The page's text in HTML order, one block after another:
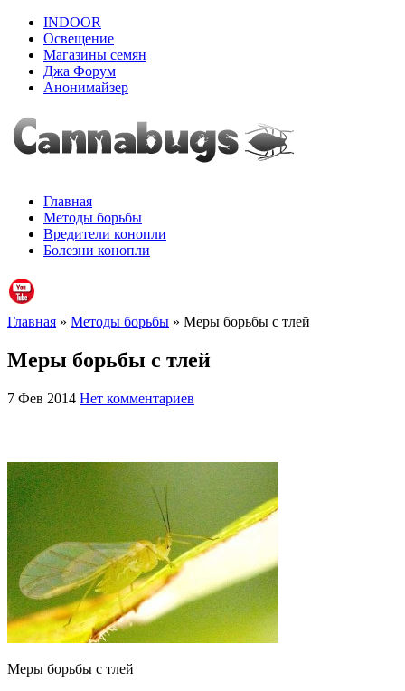
INDOOR
Освещение
Магазины семян
Джа Форум
Анонимайзер
Главная
Методы борьбы
Вредители конопли
Болезни конопли
Главная » Методы борьбы » Меры борьбы с тлей
Меры борьбы с тлей
7 Фев 2014 Нет комментариев
Меры борьбы с тлей